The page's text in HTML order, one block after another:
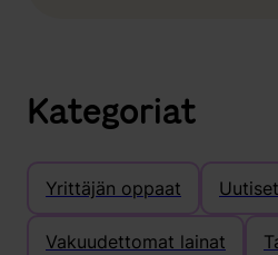
Kategoriat
Yrittäjän oppaat Uutiset
Vakuudettomat lainat